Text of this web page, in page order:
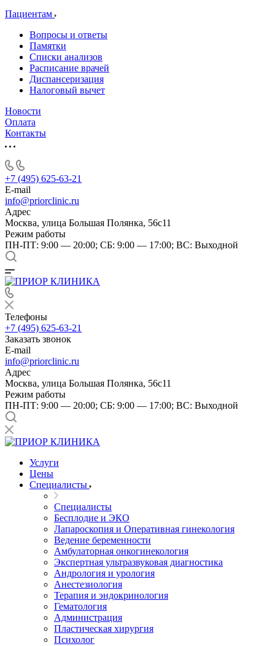
Пациентам
Вопросы и ответы
Памятки
Списки анализов
Расписание врачей
Диспансеризация
Налоговый вычет
Новости
Оплата
Контакты
+7 (495) 625-63-21
E-mail
info@priorclinic.ru
Адрес
Москва, улица Большая Полянка, 56с11
Режим работы
ПН-ПТ: 9:00 — 20:00; СБ: 9:00 — 17:00; ВС: Выходной
Телефоны
+7 (495) 625-63-21
Заказать звонок
E-mail
info@priorclinic.ru
Адрес
Москва, улица Большая Полянка, 56с11
Режим работы
ПН-ПТ: 9:00 — 20:00; СБ: 9:00 — 17:00; ВС: Выходной
Услуги
Цены
Специалисты
Специалисты
Бесплодие и ЭКО
Лапароскопия и Оперативная гинекология
Ведение беременности
Амбулаторная онкогинекология
Экспертная ультразвуковая диагностика
Андрология и урология
Анестезиология
Терапия и эндокринология
Гематология
Администрация
Пластическая хирургия
Психолог